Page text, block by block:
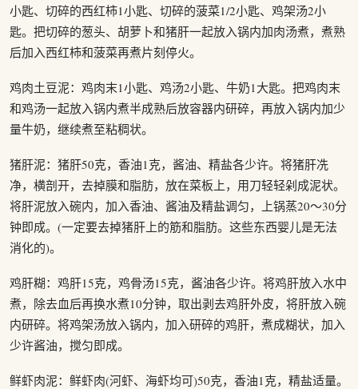
小匙、切碎的西红柿1小匙、切碎的菠菜1/2小匙、鸡架汤2小
匙。把切碎的葱头、胡萝卜和猪肝一起放入锅内加肉汤煮，煮熟
后加入西红柿和菠菜再煮片刻停火。
鸡肉土豆泥：鸡肉末1小匙、鸡汤2小匙、牛奶1大匙。把鸡肉末
和鸡汤一起放入锅内煮半成熟后放容器内研碎，再放入锅内加少
量牛奶，继续煮至粘稠状。
猪肝泥：猪肝50克，香油1克，酱油、精盐各少许。将猪肝冼
净，横剖开，去掉膜和脂肪，放在菜板上，用刀轻轻剁成泥状。
将肝泥放入碗内，加入香油、酱油及精盐调匀，上锅蒸20～30分
钟即成。(一定要去掉猪肝上的筋和脂肪。这些东西婴儿是无法
消化的)。
鸡肝糊：鸡肝15克，鸡骨汤15克，酱油各少许。将鸡肝放入水中
煮，除去血后再换水煮10分钟，取出剥去鸡肝外皮，将肝放入碗
内研碎。将鸡架汤放入锅内，加入研碎的鸡肝，煮成糊状，加入
少许酱油，搅匀即成。
鲜虾肉泥：鲜虾肉(河虾、海虾均可)50克，香油1克，精盐适量。